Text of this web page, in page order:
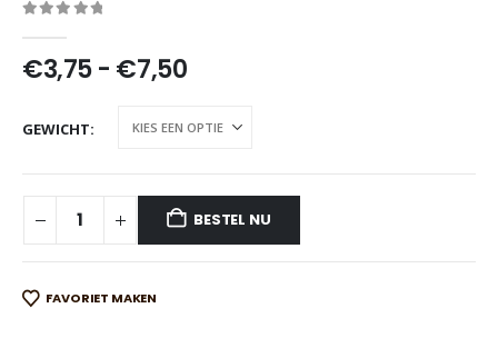
€3,75 - €7,50Prijsklasse:
tot
€7,50
GEWICHT
BESTEL NU
FAVORIET MAKEN